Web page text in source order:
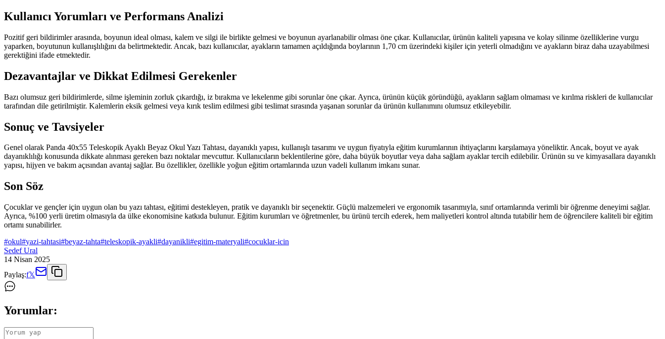
Kullanıcı Yorumları ve Performans Analizi
Pozitif geri bildirimler arasında, boyunun ideal olması, kalem ve silgi ile birlikte gelmesi ve boyunun ayarlanabilir olması öne çıkar. Kullanıcılar, ürünün kaliteli yapısına ve kolay silinme özelliklerine vurgu
yaparken, boyutunun kullanışlılığını da belirtmektedir. Ancak, bazı kullanıcılar, ayakların tamamen açıldığında boylarının 1,70 cm üzerindeki kişiler için yeterli olmadığını ve ayakların biraz daha uzayabilmesi
gerektiğini ifade etmektedir.
Dezavantajlar ve Dikkat Edilmesi Gerekenler
Bazı olumsuz geri bildirimlerde, silme işleminin zorluk çıkardığı, iz bırakma ve lekelenme gibi sorunlar öne çıkar. Ayrıca, ürünün küçük göründüğü, ayakların sağlam olmaması ve kırılma riskleri de kullanıcılar
tarafından dile getirilmiştir. Kalemlerin eksik gelmesi veya kırık teslim edilmesi gibi teslimat sırasında yaşanan sorunlar da ürünün kullanımını olumsuz etkileyebilir.
Sonuç ve Tavsiyeler
Genel olarak Panda 40x55 Teleskopik Ayaklı Beyaz Okul Yazı Tahtası, dayanıklı yapısı, kullanışlı tasarımı ve uygun fiyatıyla eğitim kurumlarının ihtiyaçlarını karşılamaya yöneliktir. Ancak, boyut ve ayak
dayanıklılığı konusunda dikkate alınması gereken bazı noktalar mevcuttur. Kullanıcıların beklentilerine göre, daha büyük boyutlar veya daha sağlam ayaklar tercih edilebilir. Ürünün su ve kimyasallara dayanıklı
yapısı, hijyen ve bakım açısından avantaj sağlar. Bu özellikler, özellikle yoğun eğitim ortamlarında uzun vadeli kullanım imkanı sunar.
Son Söz
Çocuklar ve gençler için uygun olan bu yazı tahtası, eğitimi destekleyen, pratik ve dayanıklı bir seçenektir. Güçlü malzemeleri ve ergonomik tasarımıyla, sınıf ortamlarında verimli bir öğrenme deneyimi sağlar.
Ayrıca, %100 yerli üretim olmasıyla da ülke ekonomisine katkıda bulunur. Eğitim kurumları ve öğretmenler, bu ürünü tercih ederek, hem maliyetleri kontrol altında tutabilir hem de öğrencilere kaliteli bir eğitim
ortamı sunabilirler.
#okul#yazi-tahtasi#beyaz-tahta#teleskopik-ayakli#dayanikli#egitim-materyali#cocuklar-icin
Sedef Ural
14 Nisan 2025
Paylaş:f𝕏
Yorumlar: